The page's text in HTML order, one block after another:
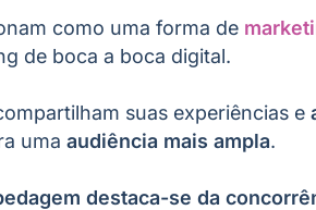
como uma forma de
de boca a boca digital.
suas experiências e
uma audiência mais ampla.
destaca-se da